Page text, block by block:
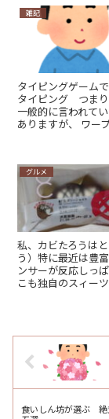
雑記
タイピングゲーム
タイピング つまり
一般的に言われて
ありますが、 ワー
グルメ
私、カビたろうは
う）特に最近は豊
ンサーが反応しっ
こも独自のスィー
食いしん坊が選ぶ 絶